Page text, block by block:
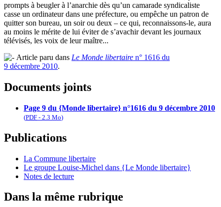
prompts à beugler à l’anarchie dès qu’un camarade syndicaliste
casse un ordinateur dans une préfecture, ou empêche un patron de
quitter son bureau, un soir ou deux – ce qui, reconnaissons-le, aura
au moins le mérite de lui éviter de s’avachir devant les journaux
télévisés, les voix de leur maître...
Article paru dans Le Monde libertaire n° 1616 du
9 décembre 2010.
Documents joints
Page 9 du {Monde libertaire} n°1616 du 9 décembre 2010
(PDF - 2.3 Mo)
Publications
La Commune libertaire
Le groupe Louise-Michel dans {Le Monde libertaire}
Notes de lecture
Dans la même rubrique